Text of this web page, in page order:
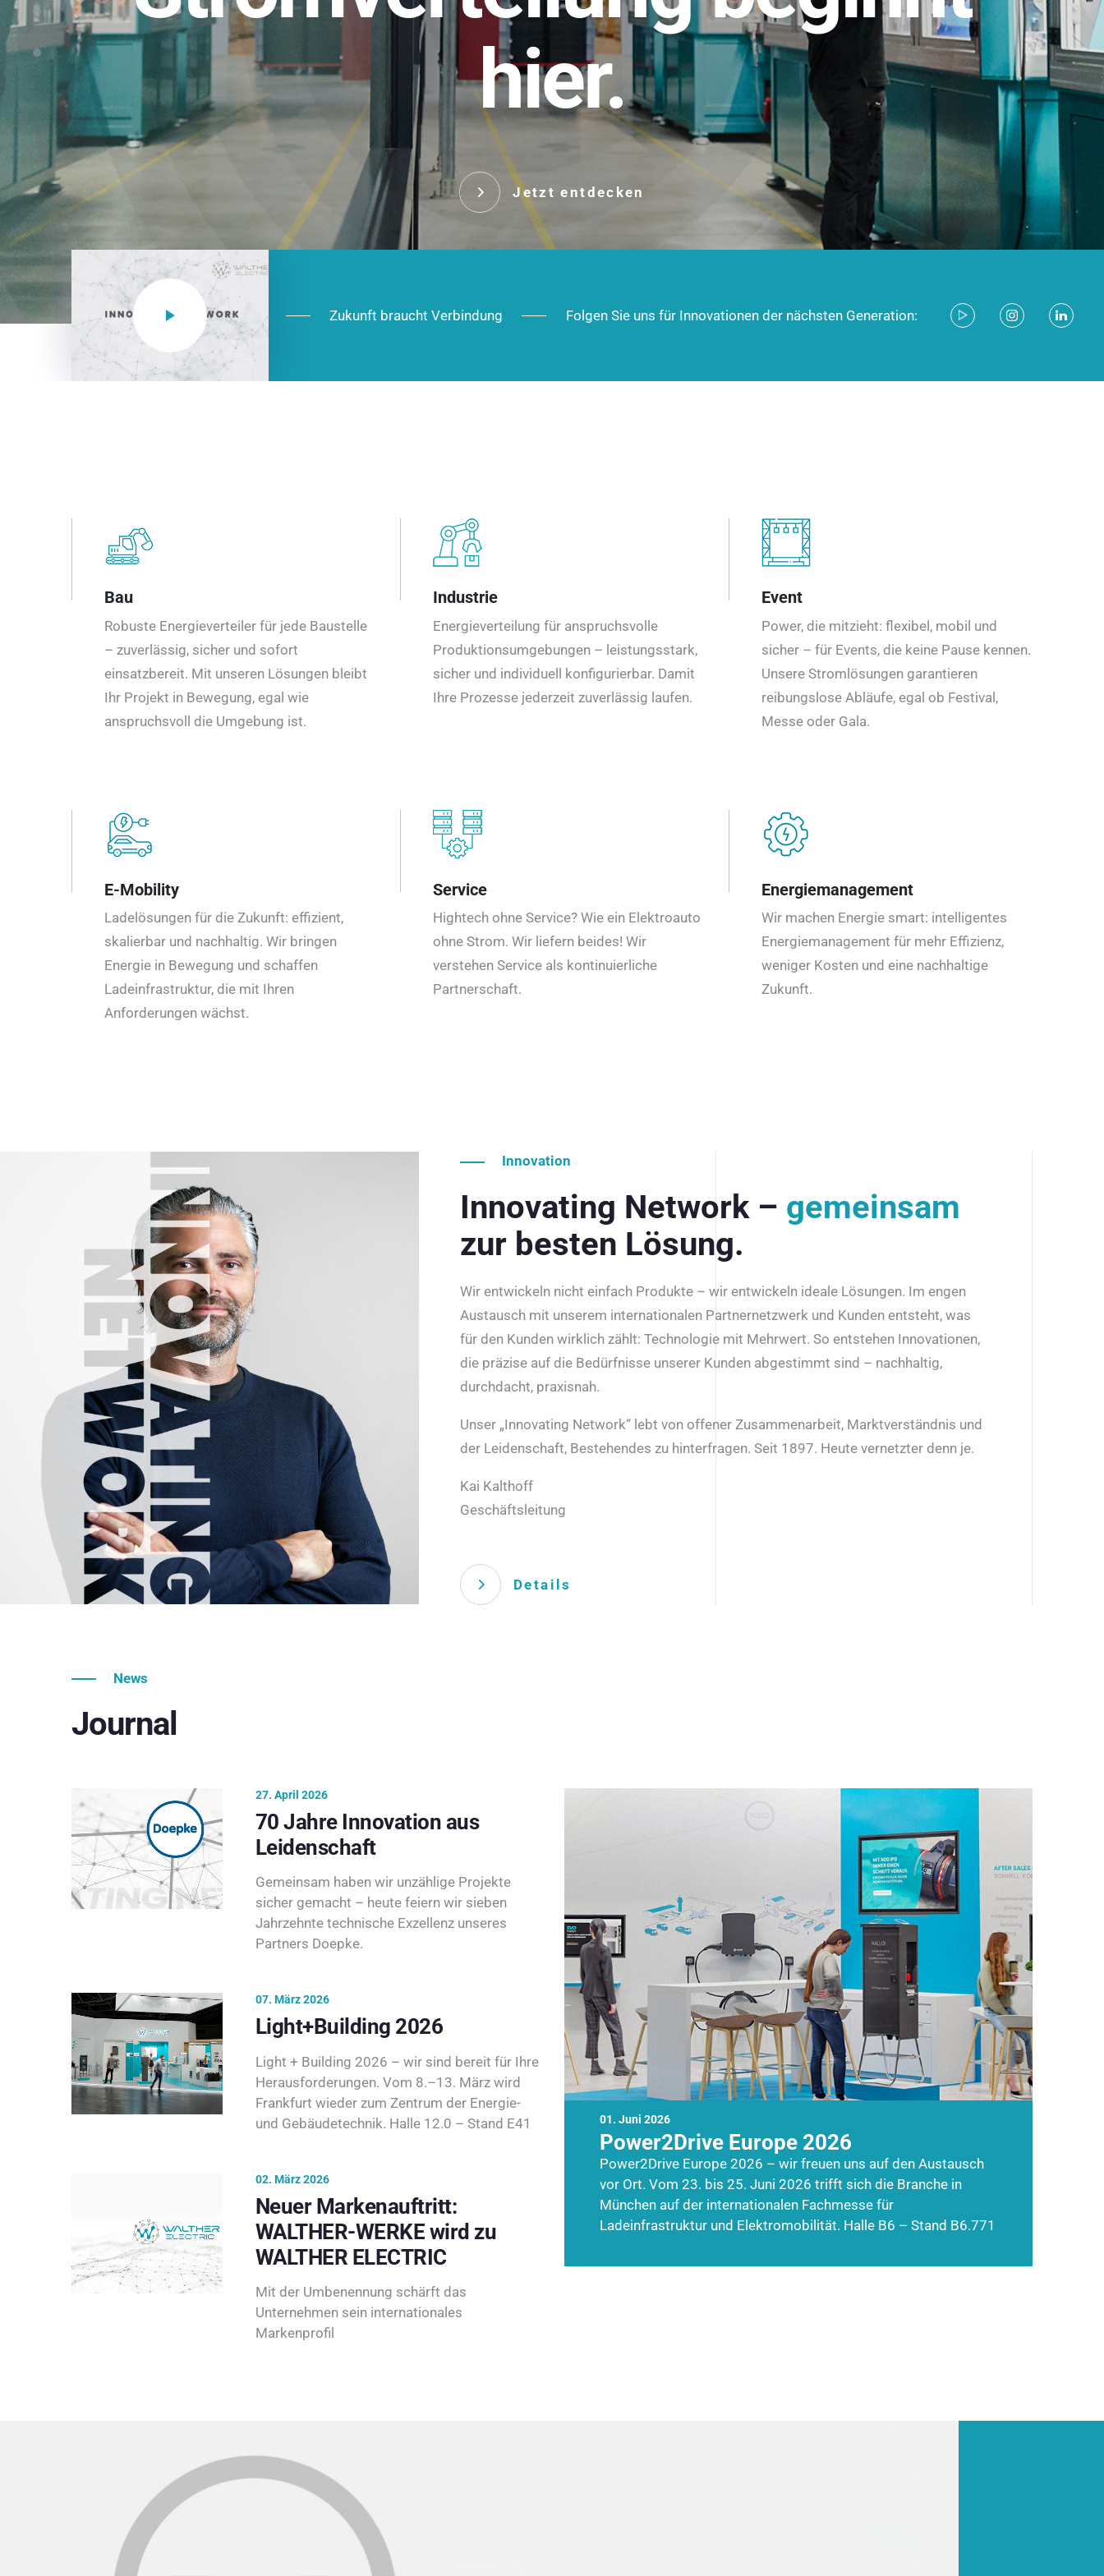
hier.
Jetzt entdecken
NEO CEE: Energieverteilung mit System. Robust im Alltag,
effizient in der Installation, zukunftsfähig im Ausbau.
Das innovative Stecksystem für industrielle Anwendungen –
robust, IP-geschützt und zukunftsfähig.
Jetzt entdecken
Zukunft braucht Verbindung Folgen Sie uns für Innovationen der nächsten Generation:
Bau
Robuste Energieverteiler für jede Baustelle
– zuverlässig, sicher und sofort
einsatzbereit. Mit unseren Lösungen bleibt
Ihr Projekt in Bewegung, egal wie
anspruchsvoll die Umgebung ist.
Industrie
Energieverteilung für anspruchsvolle
Produktionsumgebungen – leistungsstark,
sicher und individuell konfigurierbar. Damit
Ihre Prozesse jederzeit zuverlässig laufen.
Event
Power, die mitzieht: flexibel, mobil und
sicher – für Events, die keine Pause kennen.
Unsere Stromlösungen garantieren
reibungslose Abläufe, egal ob Festival,
Messe oder Gala.
E-Mobility
Ladelösungen für die Zukunft: effizient,
skalierbar und nachhaltig. Wir bringen
Energie in Bewegung und schaffen
Ladeinfrastruktur, die mit Ihren
Anforderungen wächst.
Service
Hightech ohne Service? Wie ein Elektroauto
ohne Strom. Wir liefern beides! Wir
verstehen Service als kontinuierliche
Partnerschaft.
Energiemanagement
Wir machen Energie smart: intelligentes
Energiemanagement für mehr Effizienz,
weniger Kosten und eine nachhaltige
Zukunft.
Innovation
Innovating Network – gemeinsam
zur besten Lösung.
Wir entwickeln nicht einfach Produkte – wir entwickeln ideale Lösungen. Im engen
Austausch mit unserem internationalen Partnernetzwerk und Kunden entsteht, was
für den Kunden wirklich zählt: Technologie mit Mehrwert. So entstehen Innovationen,
die präzise auf die Bedürfnisse unserer Kunden abgestimmt sind – nachhaltig,
durchdacht, praxisnah.
Unser „Innovating Network“ lebt von offener Zusammenarbeit, Marktverständnis und
der Leidenschaft, Bestehendes zu hinterfragen. Seit 1897. Heute vernetzter denn je.
Kai Kalthoff
Geschäftsleitung
Details
News
Journal
01. Juni 2026
Power2Drive Europe 2026
Power2Drive Europe 2026 – wir freuen uns auf den Austausch
vor Ort. Vom 23. bis 25. Juni 2026 trifft sich die Branche in
München auf der internationalen Fachmesse für
Ladeinfrastruktur und Elektromobilität. Halle B6 – Stand B6.771
27. April 2026
70 Jahre Innovation aus
Leidenschaft
Gemeinsam haben wir unzählige Projekte
sicher gemacht – heute feiern wir sieben
Jahrzehnte technische Exzellenz unseres
Partners Doepke.
07. März 2026
Light+Building 2026
Light + Building 2026 – wir sind bereit für Ihre
Herausforderungen. Vom 8.–13. März wird
Frankfurt wieder zum Zentrum der Energie-
und Gebäudetechnik. Halle 12.0 – Stand E41
02. März 2026
Neuer Markenauftritt:
WALTHER-WERKE wird zu
WALTHER ELECTRIC
Mit der Umbenennung schärft das
Unternehmen sein internationales
Markenprofil